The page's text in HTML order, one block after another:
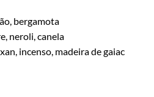
bergamota
neroli, canela
incenso, madeira de gaiac